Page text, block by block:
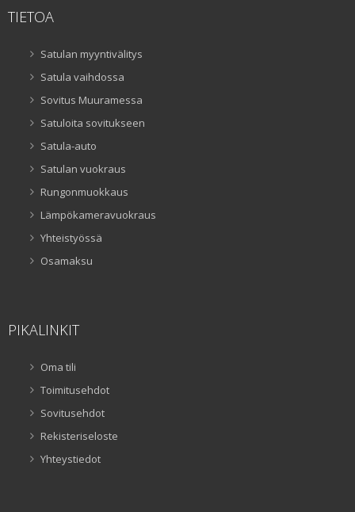
TIETOA
Satulan myyntivälitys
Satula vaihdossa
Sovitus Muuramessa
Satuloita sovitukseen
Satula-auto
Satulan vuokraus
Rungonmuokkaus
Lämpökameravuokraus
Yhteistyössä
Osamaksu
PIKALINKIT
Oma tili
Toimitusehdot
Sovitusehdot
Rekisteriseloste
Yhteystiedot